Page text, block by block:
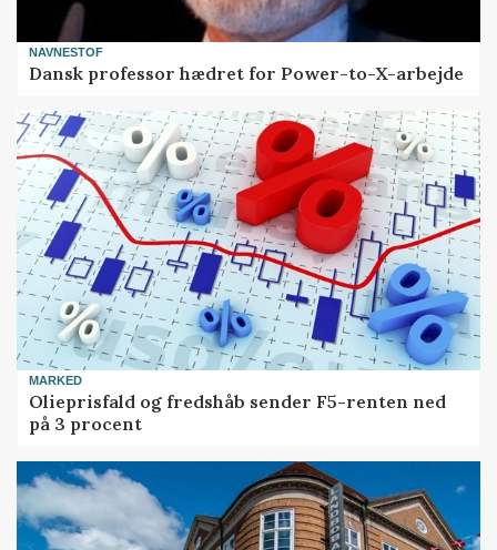
NAVNESTOF
Dansk professor hædret for Power-to-X-arbejde
MARKED
Olieprisfald og fredshåb sender F5-renten ned
på 3 procent